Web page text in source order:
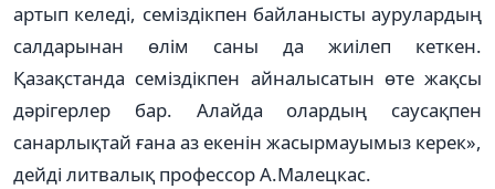
артып келеді, семіздікпен байланысты аурулардың
салдарынан өлім саны да жиілеп кеткен.
Қазақстанда семіздікпен айналысатын өте жақсы
дәрігерлер бар. Алайда олардың саусақпен
санарлықтай ғана аз екенін жасырмауымыз керек»,
дейді литвалық профессор А.Малецкас.